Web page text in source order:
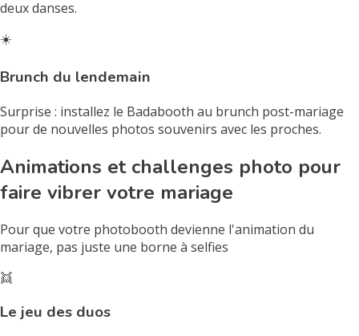
deux danses.
☀️
Brunch du lendemain
Surprise : installez le Badabooth au brunch post-mariage
pour de nouvelles photos souvenirs avec les proches.
Animations et challenges photo pour
faire vibrer votre mariage
Pour que votre photobooth devienne l'animation du
mariage, pas juste une borne à selfies
👯
Le jeu des duos